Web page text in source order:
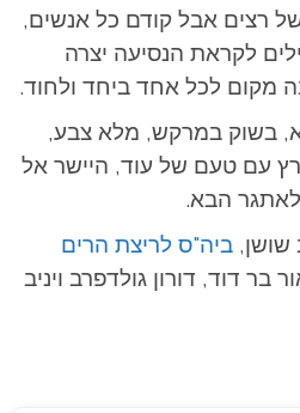
רצים אבל קודם כל אנשים,
לקראת הנסיעה יצרה
מקום לכל אחד ביחד ולחוד.
בשוק במרקש, מלא צבע,
עם טעם של עוד, היישר אל
לאתגר הבא.
שושן, ביה"ס לריצת הרים
בר דוד, דורון גולדפרב ויניב